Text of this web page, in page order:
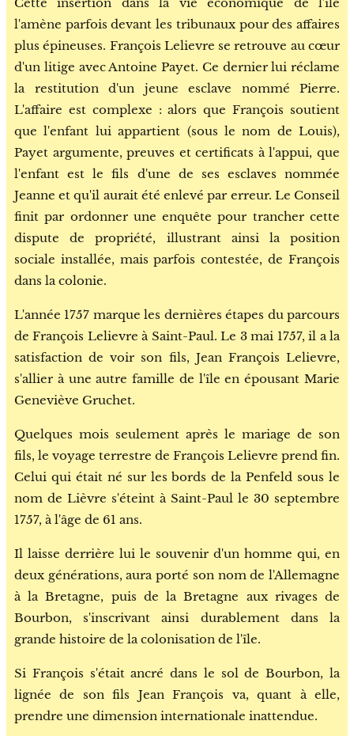
l'amène parfois devant les tribunaux pour des affaires
plus épineuses. François Lelievre se retrouve au cœur
d'un litige avec Antoine Payet. Ce dernier lui réclame
la restitution d'un jeune esclave nommé Pierre.
L'affaire est complexe : alors que François soutient
que l'enfant lui appartient (sous le nom de Louis),
Payet argumente, preuves et certificats à l'appui, que
l'enfant est le fils d'une de ses esclaves nommée
Jeanne et qu'il aurait été enlevé par erreur. Le Conseil
finit par ordonner une enquête pour trancher cette
dispute de propriété, illustrant ainsi la position
sociale installée, mais parfois contestée, de François
dans la colonie.
L'année 1757 marque les dernières étapes du parcours
de François Lelievre à Saint-Paul. Le 3 mai 1757, il a la
satisfaction de voir son fils, Jean François Lelievre,
s'allier à une autre famille de l'île en épousant Marie
Geneviève Gruchet.
Quelques mois seulement après le mariage de son
fils, le voyage terrestre de François Lelievre prend fin.
Celui qui était né sur les bords de la Penfeld sous le
nom de Lièvre s'éteint à Saint-Paul le 30 septembre
1757, à l'âge de 61 ans.
Il laisse derrière lui le souvenir d'un homme qui, en
deux générations, aura porté son nom de l'Allemagne
à la Bretagne, puis de la Bretagne aux rivages de
Bourbon, s'inscrivant ainsi durablement dans la
grande histoire de la colonisation de l'île.
Si François s'était ancré dans le sol de Bourbon, la
lignée de son fils Jean François va, quant à elle,
prendre une dimension internationale inattendue.